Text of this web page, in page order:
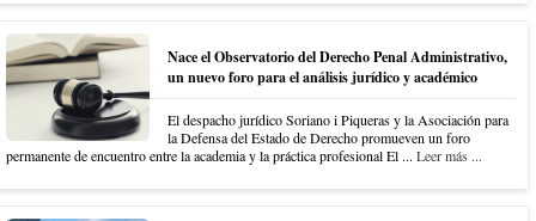
Nace el Observatorio del Derecho Penal Administrativo,
un nuevo foro para el análisis jurídico y académico
El despacho jurídico Soriano i Piqueras y la Asociación para
la Defensa del Estado de Derecho promueven un foro
permanente de encuentro entre la academia y la práctica profesional El ... Leer más ...